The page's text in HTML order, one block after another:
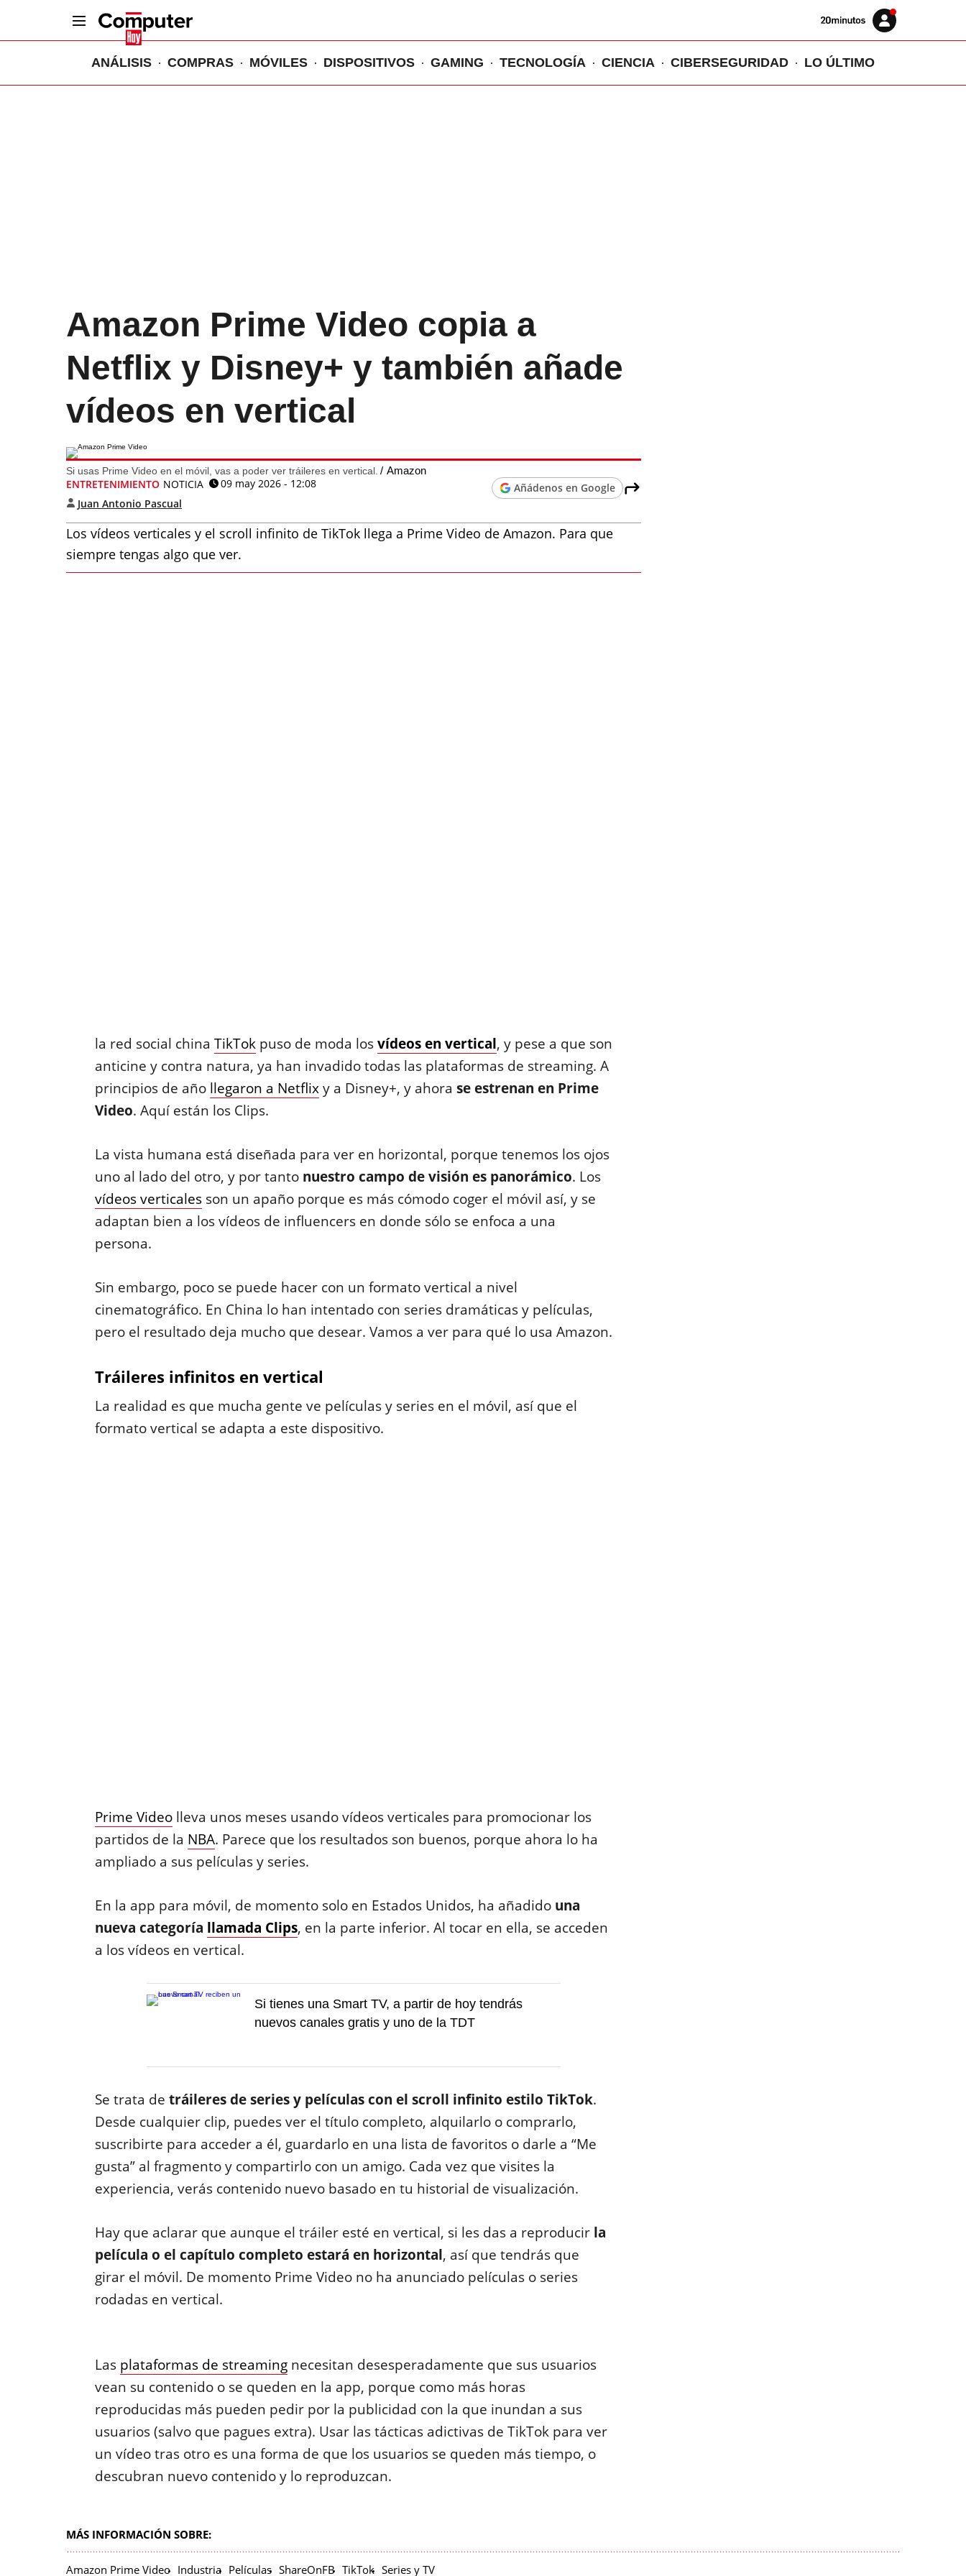
Volver
Iniciar
sesión
ANÁLISIS COMPRAS MÓVILES DISPOSITIVOS GAMING TECNOLOGÍA CIENCIA CIBERSEGURIDAD LO ÚLTIMO
Amazon Prime Video copia a
Netflix y Disney+ y también añade
vídeos en vertical
Si usas Prime Video en el móvil, vas a poder ver tráileres en vertical. Amazon
ENTRETENIMIENTO NOTICIA
09 may 2026 - 12:08
Juan Antonio Pascual
Añádenos en Google
Los vídeos verticales y el scroll infinito de TikTok llega a Prime Video de Amazon. Para que
siempre tengas algo que ver.
la red social china TikTokpuso de moda losvídeos en vertical, y pese a que son
anticine y contra natura, ya han invadido todas las plataformas de streaming. A
principios de año llegaron a Netflixy a Disney+, y ahora se estrenan en Prime
Video. Aquí están los Clips.
La vista humana está diseñada para ver en horizontal, porque tenemos los ojos
uno al lado del otro, y por tanto nuestro campo de visión es panorámico. Los
vídeos verticalesson un apaño porque es más cómodo coger el móvil así, y se
adaptan bien a los vídeos de influencers en donde sólo se enfoca a una
persona.
Sin embargo, poco se puede hacer con un formato vertical a nivel
cinematográfico. En China lo han intentado con series dramáticas y películas,
pero el resultado deja mucho que desear. Vamos a ver para qué lo usa Amazon.
Tráileres infinitos en vertical
La realidad es que mucha gente ve películas y series en el móvil, así que el
formato vertical se adapta a este dispositivo.
Prime Videolleva unos meses usando vídeos verticales para promocionar los
partidos de la NBA. Parece que los resultados son buenos, porque ahora lo ha
ampliado a sus películas y series.
En la app para móvil, de momento solo en Estados Unidos, ha añadido una
nueva categoría llamada Clips, en la parte inferior. Al tocar en ella, se acceden
a los vídeos en vertical.
Si tienes una Smart TV, a partir de hoy tendrás
nuevos canales gratis y uno de la TDT
Se trata de tráileres de series y películas con el scroll infinito estilo TikTok.
Desde cualquier clip, puedes ver el título completo, alquilarlo o comprarlo,
suscribirte para acceder a él, guardarlo en una lista de favoritos o darle a “Me
gusta” al fragmento y compartirlo con un amigo. Cada vez que visites la
experiencia, verás contenido nuevo basado en tu historial de visualización.
Hay que aclarar que aunque el tráiler esté en vertical, si les das a reproducir la
película o el capítulo completo estará en horizontal, así que tendrás que
girar el móvil. De momento Prime Video no ha anunciado películas o series
rodadas en vertical.
Las plataformas de streamingnecesitan desesperadamente que sus usuarios
vean su contenido o se queden en la app, porque como más horas
reproducidas más pueden pedir por la publicidad con la que inundan a sus
usuarios (salvo que pagues extra). Usar las tácticas adictivas de TikTok para ver
un vídeo tras otro es una forma de que los usuarios se queden más tiempo, o
descubran nuevo contenido y lo reproduzcan.
MÁS INFORMACIÓN SOBRE:
Amazon Prime Video Industria Películas ShareOnFB TikTok Series y TV